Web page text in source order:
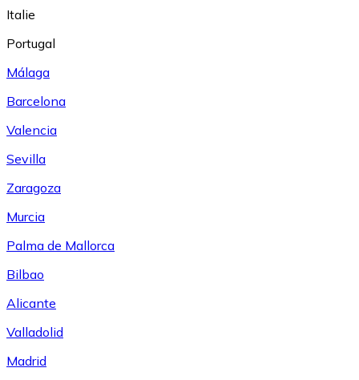
Italie
Portugal
Málaga
Barcelona
Valencia
Sevilla
Zaragoza
Murcia
Palma de Mallorca
Bilbao
Alicante
Valladolid
Madrid